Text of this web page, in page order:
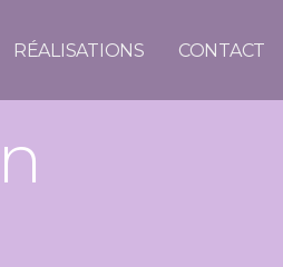
RÉALISATIONS CONTACT